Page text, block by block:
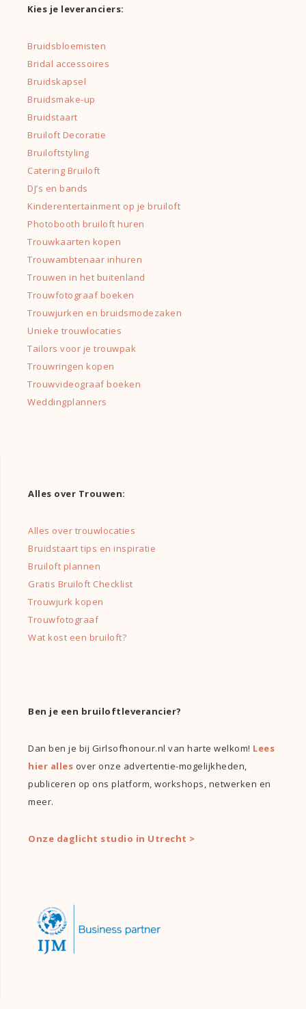
Kies je leveranciers:
Bruidsbloemisten
Bridal accessoires
Bruidskapsel
Bruidsmake-up
Bruidstaart
Bruiloft Decoratie
Bruiloftstyling
Catering Bruiloft
DJ’s en bands
Kinderentertainment op je bruiloft
Photobooth bruiloft huren
Trouwkaarten kopen
Trouwambtenaar inhuren
Trouwen in het buitenland
Trouwfotograaf boeken
Trouwjurken en bruidsmodezaken
Unieke trouwlocaties
Tailors voor je trouwpak
Trouwringen kopen
Trouwvideograaf boeken
Weddingplanners
Alles over Trouwen:
Alles over trouwlocaties
Bruidstaart tips en inspiratie
Bruiloft plannen
Gratis Bruiloft Checklist
Trouwjurk kopen
Trouwfotograaf
Wat kost een bruiloft?
Ben je een bruiloftleverancier?
Dan ben je bij Girlsofhonour.nl van harte welkom! Lees
hier alles over onze advertentie-mogelijkheden,
publiceren op ons platform, workshops, netwerken en
meer.
Onze daglicht studio in Utrecht >